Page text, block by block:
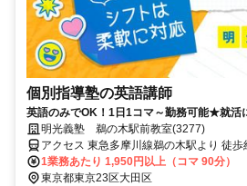
個別指導塾の英語講師
英語のみでOK！1日1コマ～勤務可能★就活
◎ミドル・シニアも活躍中
明光義塾 鵜の木駅前教室(3277)
アクセス 東急多摩川線鵜の木駅より 徒歩
1業務あたり 1,950円以上（コマ 90分）
東京都東京23区大田区